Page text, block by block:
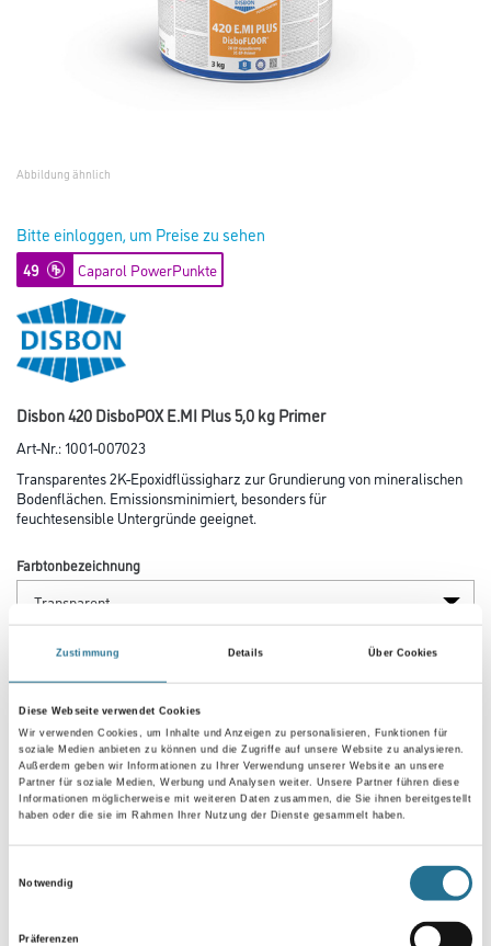
Zustimmung Details Über Cookies
Diese Webseite verwendet Cookies
Wir verwenden Cookies, um Inhalte und Anzeigen zu personalisieren, Funktionen für
soziale Medien anbieten zu können und die Zugriffe auf unsere Website zu analysieren.
Außerdem geben wir Informationen zu Ihrer Verwendung unserer Website an unsere
Partner für soziale Medien, Werbung und Analysen weiter. Unsere Partner führen diese
Informationen möglicherweise mit weiteren Daten zusammen, die Sie ihnen bereitgestellt
haben oder die sie im Rahmen Ihrer Nutzung der Dienste gesammelt haben.
Notwendig
Präferenzen
Abbildung ähnlich
Bitte einloggen, um Preise zu sehen
49 Caparol PowerPunkte
Disbon 420 DisboPOX E.MI Plus 5,0 kg Primer
Art-Nr.:1001-007023
Transparentes 2K-Epoxidflüssigharz zur Grundierung von mineralischen
Bodenflächen. Emissionsminimiert, besonders für
feuchtesensible Untergründe geeignet.
Farbtonbezeichnung
Gebinde
Umrechnungsfaktoren